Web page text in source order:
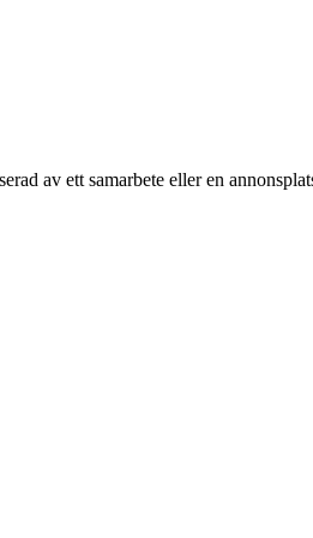
av ett samarbete eller en